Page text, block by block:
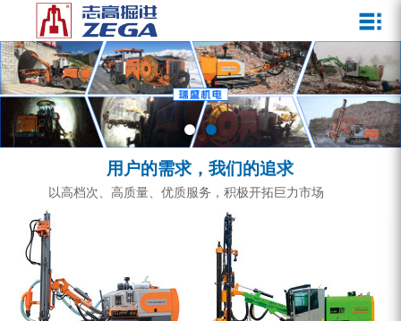
企业文化
发展历程
资质荣誉
宣传视频
公司新闻
行业动态
ZEGA一体式潜孔钻机
ZEGA地下掘进台车
ZEGA小型一体式露天钻机
ZEGA全液压顶锤钻机
锚固钻机系列
服务介绍
服务中心
营销网络
用户的需求，我们的追求
以高档次、高质量、优质服务，积极开拓巨力市场